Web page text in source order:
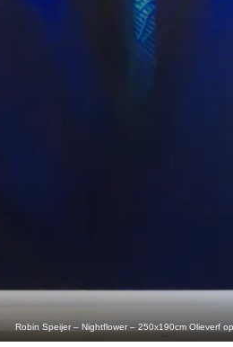
Robin Speijer – Nightflower – 250x190cm Olieverf